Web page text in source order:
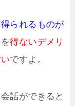
られるものが
得ないデメリ
ですよ。
話ができると